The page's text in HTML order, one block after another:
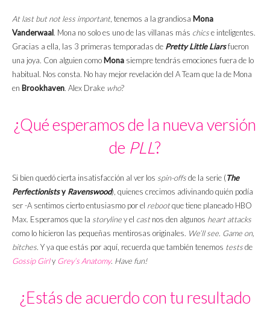
At last but not less important, tenemos a la grandiosa Mona
Vanderwaal. Mona no solo es uno de las villanas más chicse inteligentes.
Gracias a ella, las 3 primeras temporadas de Pretty Little Liarsfueron
una joya. Con alguien como Mona siempre tendrás emociones fuera de lo
habitual. Nos consta. No hay mejor revelación del A Team que la de Mona
en Brookhaven. Alex Drake who?
¿Qué esperamos de la nueva versión
de PLL?
Si bien quedó cierta insatisfacción al ver los spin-offsde la serie (The
Perfectionistsy Ravenswood), quienes crecimos adivinando quién podía
ser -A sentimos cierto entusiasmo por el rebootque tiene planeado HBO
Max. Esperamos que la storyliney el castnos den algunos heart attacks
como lo hicieron las pequeñas mentirosas originales. We’ll see. Game on,
bitches. Y ya que estás por aquí, recuerda que también tenemos testsde
Gossip Girly Grey’s Anatomy. Have fun!
¿Estás de acuerdo con tu resultado